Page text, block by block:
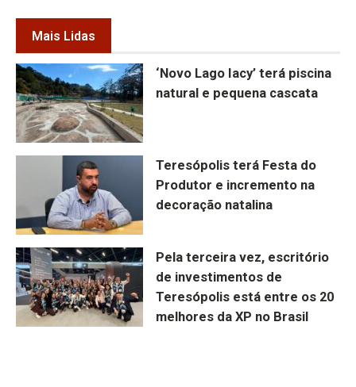
Mais Lidas
‘Novo Lago Iacy’ terá piscina
natural e pequena cascata
Teresópolis terá Festa do
Produtor e incremento na
decoração natalina
Pela terceira vez, escritório
de investimentos de
Teresópolis está entre os 20
melhores da XP no Brasil